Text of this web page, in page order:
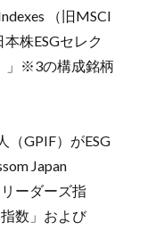
（旧MSCI
株ESGセレク
」※3の構成銘柄
GPIF）がESG
Japan
ーダーズ指
数」および